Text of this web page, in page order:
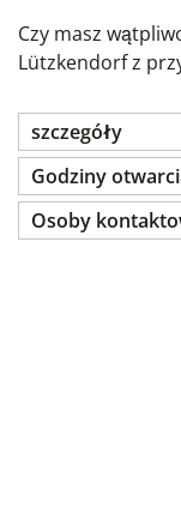
Czy masz
Lützkendorf z
szczegóły
Godziny
Osoby